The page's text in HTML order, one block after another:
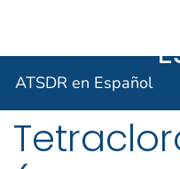
Agencia para
ATSDR en Español